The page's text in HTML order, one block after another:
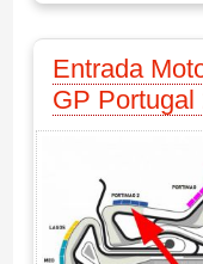
Entrada
GP Portugal